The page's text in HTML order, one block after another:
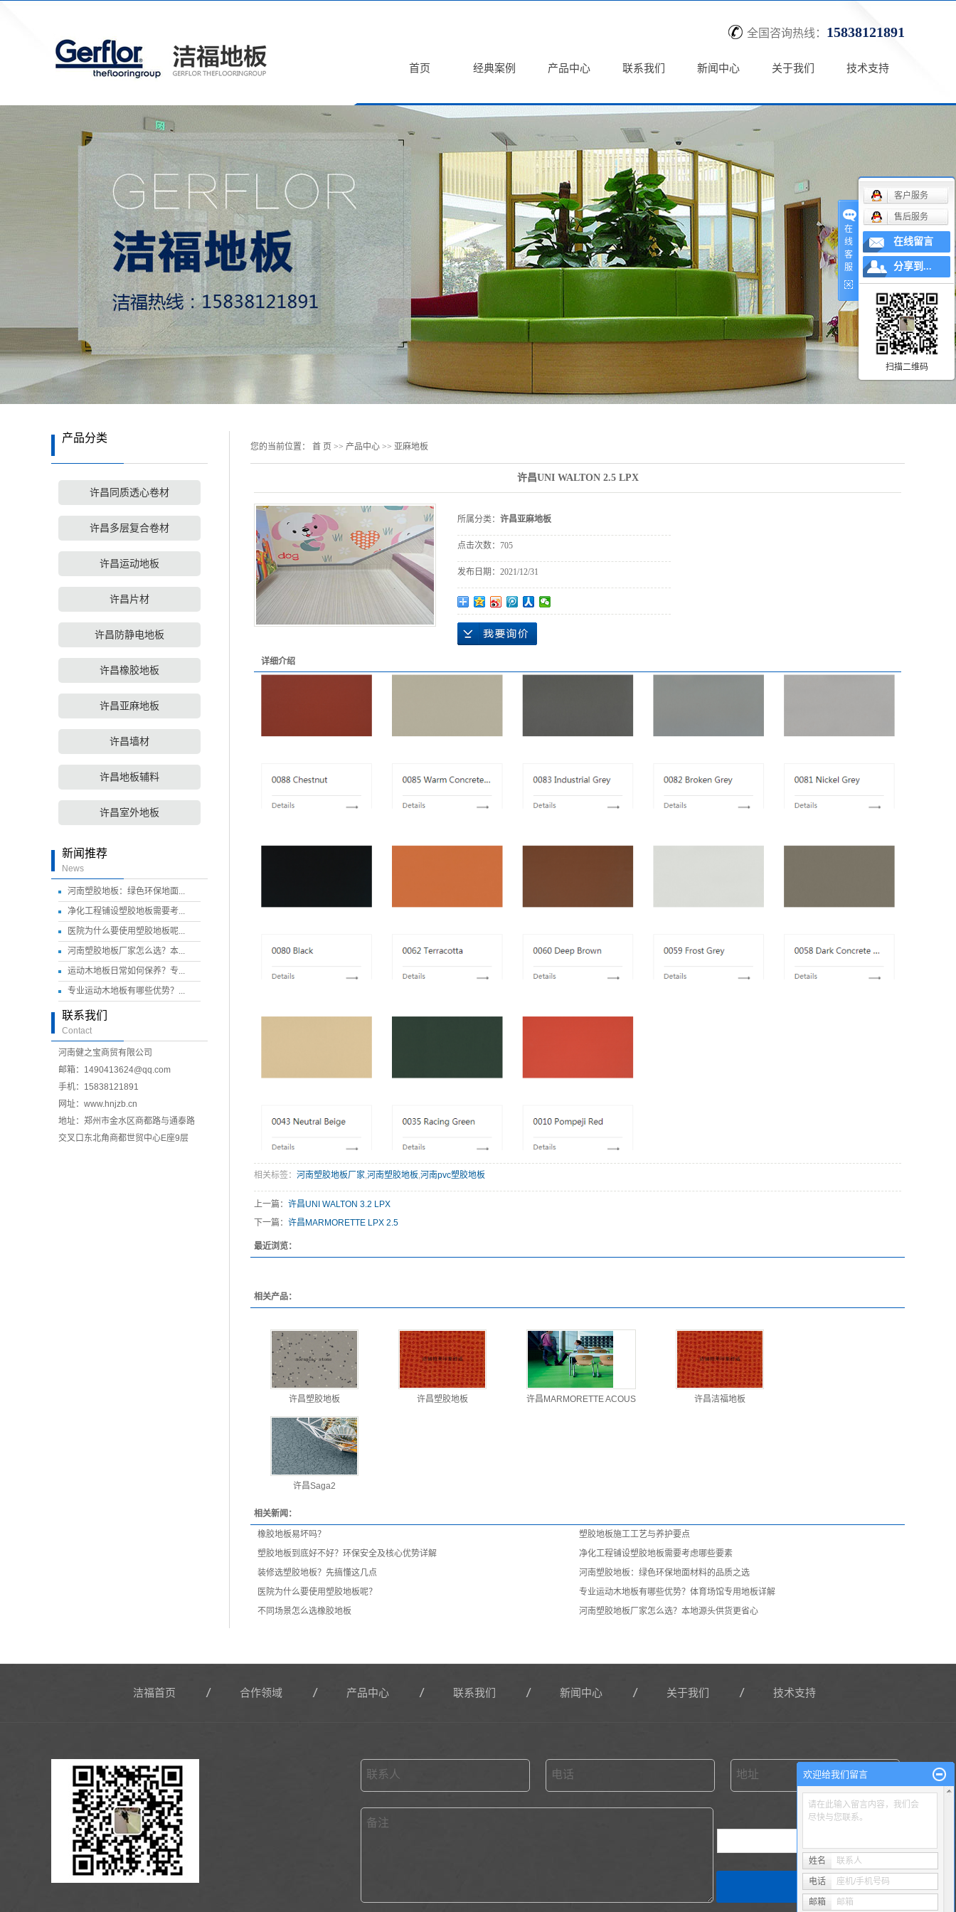
全国咨询热线： 15838121891
首页 经典案例 产品中心 联系我们 新闻中心 关于我们 技术支持
产品分类
许昌同质透心卷材
许昌多层复合卷材
许昌运动地板
许昌片材
许昌防静电地板
许昌橡胶地板
许昌亚麻地板
许昌墙材
许昌地板辅料
许昌室外地板
新闻推荐
News
河南塑胶地板：绿色环保地面...
净化工程铺设塑胶地板需要考...
医院为什么要使用塑胶地板呢...
河南塑胶地板厂家怎么选？本...
运动木地板日常如何保养？专...
专业运动木地板有哪些优势？...
联系我们
Contact
河南健之宝商贸有限公司
邮箱：1490413624@qq.com
手机：15838121891
网址： www.hnjzb.cn
地址：郑州市金水区商都路与通泰路
交叉口东北角商都世贸中心E座9层
您的当前位置： 首 页 >> 产品中心 >> 亚麻地板
许昌UNI WALTON 2.5 LPX
所属分类： 许昌亚麻地板
点击次数： 705
发布日期： 2021/12/31
详细介绍
相关标签： 河南塑胶地板厂家,河南塑胶地板,河南pvc塑胶地板
上一篇： 许昌UNI WALTON 3.2 LPX
下一篇： 许昌MARMORETTE LPX 2.5
最近浏览：
相关产品：
许昌塑胶地板 许昌塑胶地板 许昌MARMORETTE ACOUS 许昌洁福地板
许昌Saga2
相关新闻：
橡胶地板易坏吗？
塑胶地板施工工艺与养护要点
塑胶地板到底好不好？环保安全及核心优势详解
净化工程铺设塑胶地板需要考虑哪些要素
装修选塑胶地板？先搞懂这几点
河南塑胶地板：绿色环保地面材料的品质之选
医院为什么要使用塑胶地板呢？
专业运动木地板有哪些优势？体育场馆专用地板详解
不同场景怎么选橡胶地板
河南塑胶地板厂家怎么选？本地源头供货更省心
洁福首页 合作领域 产品中心 联系我们 新闻中心 关于我们 技术支持
联系人 电话 地址
备注
在
线
客
服
客户服务
售后服务
在线留言
分享到...
扫描二维码
欢迎给我们留言
请在此输入留言内容，我们会
尽快与您联系。
姓名 联系人
电话 座机/手机号码
邮箱 邮箱